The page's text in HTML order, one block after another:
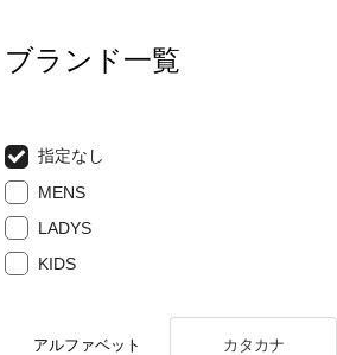
ブランド一覧
指定なし
MENS
LADYS
KIDS
アルファベット カタカナ